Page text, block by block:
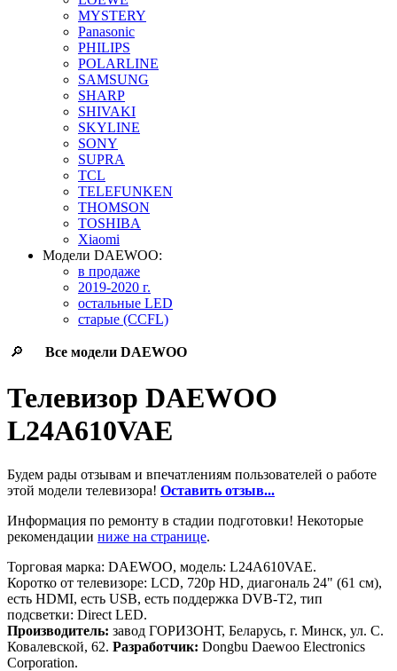
MYSTERY
Panasonic
PHILIPS
POLARLINE
SAMSUNG
SHARP
SHIVAKI
SKYLINE
SONY
SUPRA
TCL
TELEFUNKEN
THOMSON
TOSHIBA
Xiaomi
Модели DAEWOO:
в продаже
2019-2020 г.
остальные LED
старые (CCFL)
🔎 Все модели DAEWOO
Телевизор DAEWOO
L24A610VAE
Будем рады отзывам и впечатлениям пользователей о работе
этой модели телевизора! Оставить отзыв...
Информация по ремонту в стадии подготовки! Некоторые
рекомендации ниже на странице.
Торговая марка: DAEWOO, модель: L24A610VAE.
Коротко от телевизоре: LCD, 720p HD, диагональ 24" (61 см),
есть HDMI, есть USB, есть поддержка DVB-T2, тип
подсветки: Direct LED.
Производитель: завод ГОРИЗОНТ, Беларусь, г. Минск, ул. С.
Ковалевской, 62. Разработчик: Dongbu Daewoo Electronics
Corporation.